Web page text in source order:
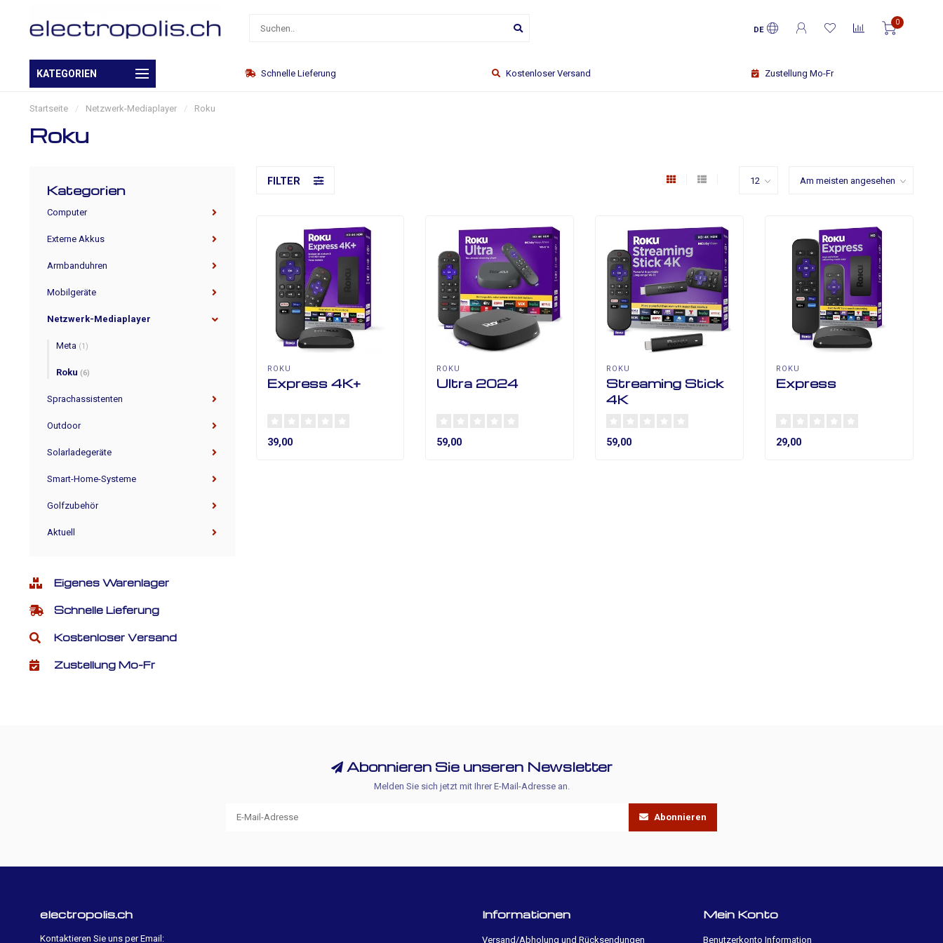
DE
0
KATEGORIEN
Eigenes Warenlager Schnelle Lieferung Kostenloser Versand Zustellung Mo-Fr
Startseite / Netzwerk-Mediaplayer / Roku
Roku
Kategorien
Computer
Externe Akkus
Armbanduhren
Mobilgeräte
Netzwerk-Mediaplayer
Meta (1)
Roku (6)
Sprachassistenten
Outdoor
Solarladegeräte
Smart-Home-Systeme
Golfzubehör
Aktuell
Eigenes Warenlager
Schnelle Lieferung
Kostenloser Versand
Zustellung Mo-Fr
FILTER
ROKU
Express 4K+
39,00
ROKU
Ultra 2024
59,00
ROKU
Streaming Stick
4K
59,00
ROKU
Express
29,00
Abonnieren Sie unseren Newsletter
Melden Sie sich jetzt mit Ihrer E-Mail-Adresse an.
Abonnieren
electropolis.ch
Kontaktieren Sie uns per Email:
Informationen
Versand/Abholung und Rücksendungen
Mein Konto
Benutzerkonto Information